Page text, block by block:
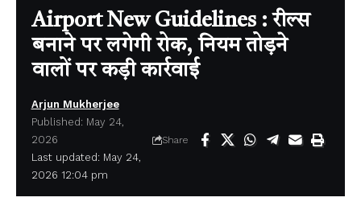
Airport New Guidelines : रील्स
बनाने पर लगेगी रोक, नियम तोड़ने
वालों पर कड़ी कार्रवाई
Last updated: May 24,
2026 12:04 pm
Arjun Mukherjee
Published: May 24,
2026
Share